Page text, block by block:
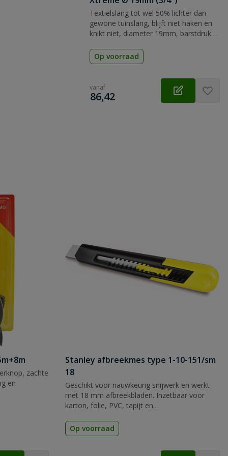
Textielslang tot wel 50% lichter dan
gewone tuinslang, blijft niet haken en
knikt niet, diameter 19mm, barstdruk
Op voorraad
vanaf
€
86,42
zachte
en
Stanley afbreekmes type 1-10-151/sm
18
Geschikt voor nauwkeurig snijwerk en werkt
met 18 mm afbreekbladen. Inzetbaar voor
karton, folie, PVC, tapijt en
Op voorraad